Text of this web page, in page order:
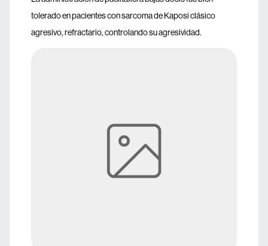
tolerado en pacientes con sarcoma de Kaposi clásico
agresivo, refractario, controlando su agresividad.